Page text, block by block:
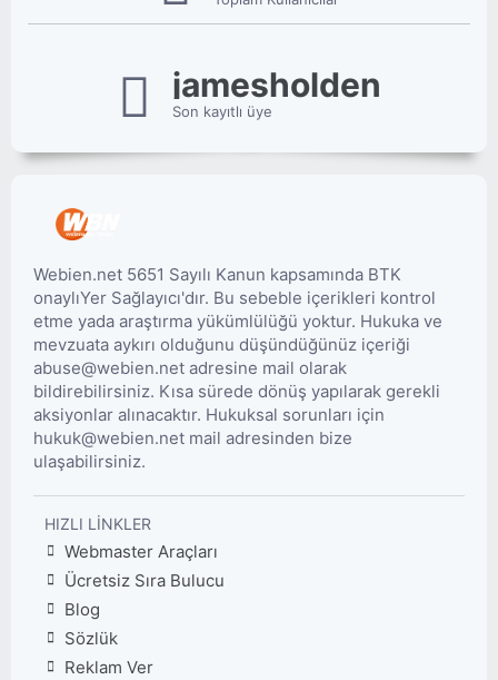
jamesholden
Son kayıtlı üye
Webien.net 5651 Sayılı Kanun kapsamında BTK
onaylıYer Sağlayıcı'dır. Bu sebeble içerikleri kontrol
etme yada araştırma yükümlülüğü yoktur. Hukuka ve
mevzuata aykırı olduğunu düşündüğünüz içeriği
abuse@webien.net adresine mail olarak
bildirebilirsiniz. Kısa sürede dönüş yapılarak gerekli
aksiyonlar alınacaktır. Hukuksal sorunları için
hukuk@webien.net mail adresinden bize
ulaşabilirsiniz.
HIZLI LINKLER
Webmaster Araçları
Ücretsiz Sıra Bulucu
Blog
Sözlük
Reklam Ver